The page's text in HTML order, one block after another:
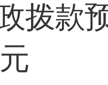
拨款